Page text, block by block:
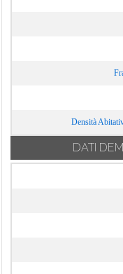
Densità
DATI